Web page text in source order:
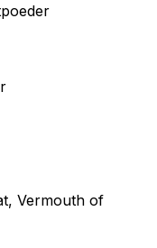
Vermouth of